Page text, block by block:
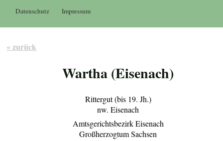
Datenschutz Impressum
« zurück
Wartha (Eisenach)
Rittergut (bis 19. Jh.)
nw. Eisenach
Amtsgerichtsbezirk Eisenach
Großherzogtum Sachsen